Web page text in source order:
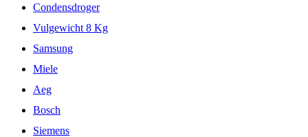
Condensdroger
Vulgewicht 8 Kg
Samsung
Miele
Aeg
Bosch
Siemens